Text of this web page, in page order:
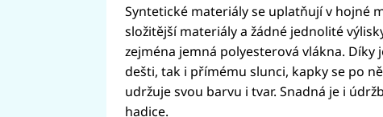
Syntetické materiály se uplatňují v hojné
složitější materiály a žádné jednolité
zejména jemná polyesterová vlákna.
dešti, tak i přímému slunci, kapky se po
udržuje svou barvu i tvar. Snadná je i
hadice.